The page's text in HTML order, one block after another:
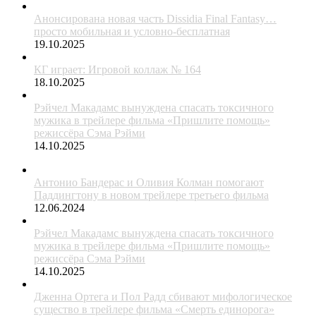
Анонсирована новая часть Dissidia Final Fantasy…
просто мобильная и условно-бесплатная
19.10.2025
КГ играет: Игровой коллаж № 164
18.10.2025
Рэйчел Макадамс вынуждена спасать токсичного
мужика в трейлере фильма «Пришлите помощь»
режиссёра Сэма Рэйми
14.10.2025
Антонио Бандерас и Оливия Колман помогают
Паддингтону в новом трейлере третьего фильма
12.06.2024
Рэйчел Макадамс вынуждена спасать токсичного
мужика в трейлере фильма «Пришлите помощь»
режиссёра Сэма Рэйми
14.10.2025
Дженна Ортега и Пол Радд сбивают мифологическое
существо в трейлере фильма «Смерть единорога»